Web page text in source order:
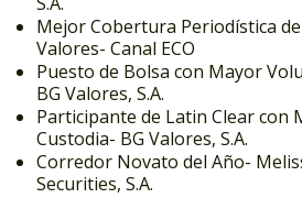
Mejor Cobertura Periodística
Valores- Canal ECO
Puesto de Bolsa con Mayor
BG Valores, S.A.
Participante de Latin Clear con
Custodia- BG Valores, S.A.
Corredor Novato del Año-
Securities, S.A.